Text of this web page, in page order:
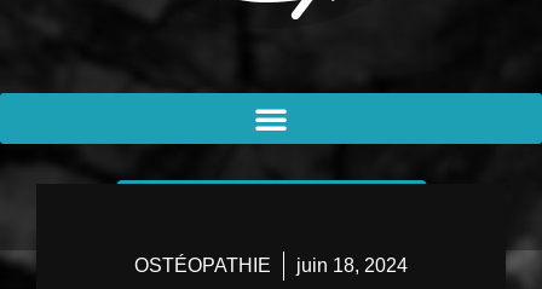
OSTÉOPATHIE juin 18, 2024